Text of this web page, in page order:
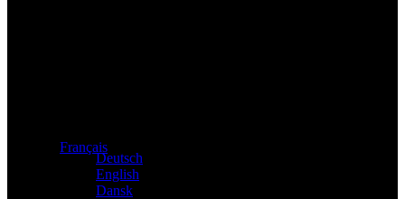
Français
Deutsch
English
Dansk